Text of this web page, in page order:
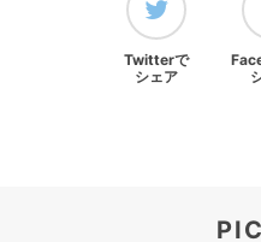
Twitterで
シェア